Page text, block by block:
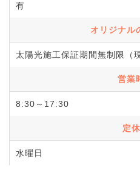
有
オリジナル
太陽光施工保証期間無制限（
営業
8:30～17:30
定
水曜日